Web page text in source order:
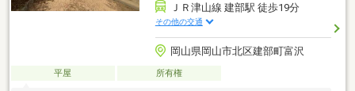
ＪＲ津山線 建部駅 徒歩19分
その他の交通
岡山県岡山市北区建部町富沢
平屋 所有権